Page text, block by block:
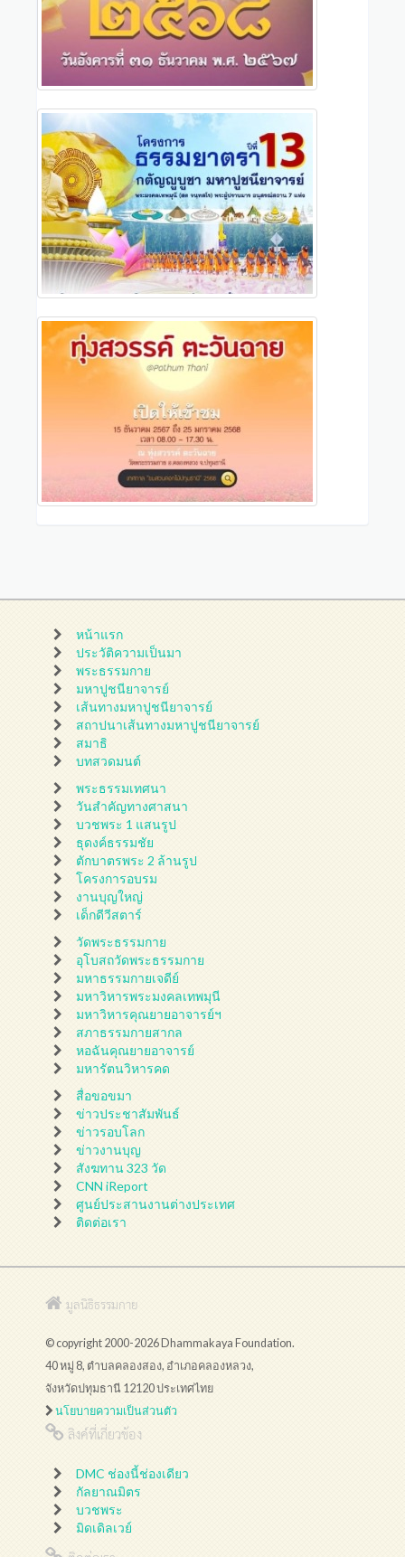
หน้าแรก
ประวัติความเป็นมา
พระธรรมกาย
มหาปูชนียาจารย์
เส้นทางมหาปูชนียาจารย์
สถาปนาเส้นทางมหาปูชนียาจารย์
สมาธิ
บทสวดมนต์
พระธรรมเทศนา
วันสำคัญทางศาสนา
บวชพระ 1 แสนรูป
ธุดงค์ธรรมชัย
ตักบาตรพระ 2 ล้านรูป
โครงการอบรม
งานบุญใหญ่
เด็กดีวีสตาร์
วัดพระธรรมกาย
อุโบสถวัดพระธรรมกาย
มหาธรรมกายเจดีย์
มหาวิหารพระมงคลเทพมุนี
มหาวิหารคุณยายอาจารย์ฯ
สภาธรรมกายสากล
หอฉันคุณยายอาจารย์
มหารัตนวิหารคด
สื่อขอขมา
ข่าวประชาสัมพันธ์
ข่าวรอบโลก
ข่าวงานบุญ
สังฆทาน 323 วัด
CNN iReport
ศูนย์ประสานงานต่างประเทศ
ติดต่อเรา
มูลนิธิธรรมกาย
© copyright 2000-2026 Dhammakaya Foundation.
40 หมู่ 8, ตำบลคลองสอง, อำเภอคลองหลวง,
จังหวัดปทุมธานี 12120 ประเทศไทย
นโยบายความเป็นส่วนตัว
ลิงค์ที่เกี่ยวข้อง
DMC ช่องนี้ช่องเดียว
กัลยาณมิตร
บวชพระ
มิดเดิลเวย์